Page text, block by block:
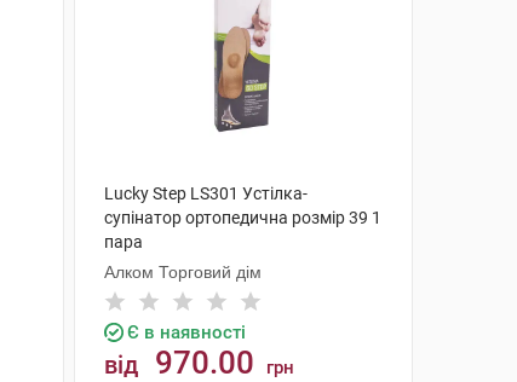
Lucky Step LS301 Устілка-
супінатор ортопедична розмір 39 1
пара
Алком Торговий дім
Є в наявності
від 970.00 грн